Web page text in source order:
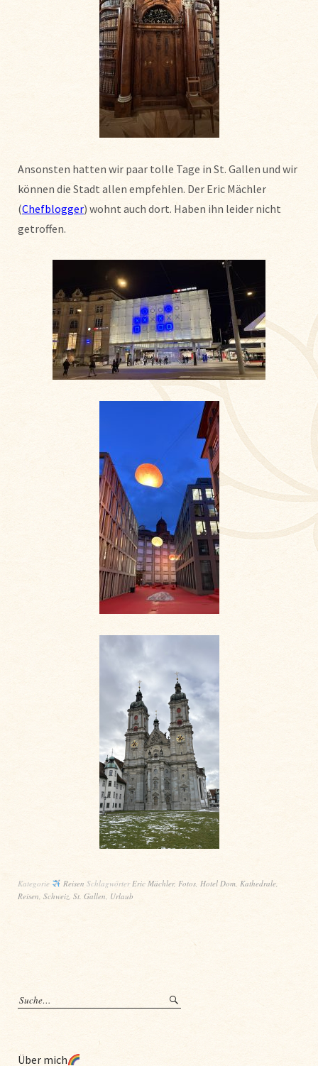
Ansonsten hatten wir paar tolle Tage in St. Gallen und wir
können die Stadt allen empfehlen. Der Eric Mächler
(Chefblogger) wohnt auch dort. Haben ihn leider nicht
getroffen.
Kategorie Reisen Schlagwörter Eric Mächler, Fotos, Hotel Dom, Kathedrale,
Reisen Schweiz St. Gallen Urlaub
Über mich